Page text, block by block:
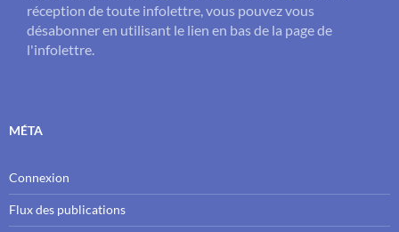
réception de toute infolettre, vous pouvez vous
désabonner en utilisant le lien en bas de la page de
l'infolettre.
MÉTA
Connexion
Flux des publications